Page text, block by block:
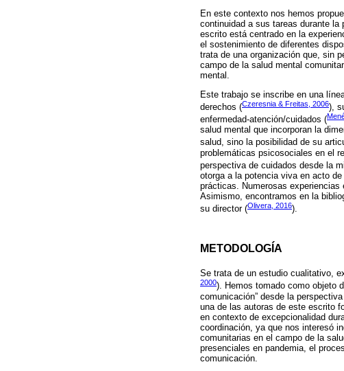
En este contexto nos hemos
continuidad a sus tareas durante
escrito está centrado en la
el sostenimiento de diferentes
trata de una organización que, sin
campo de la salud mental
mental.
Este trabajo se inscribe en una
derechos (Czeresnia & Freitas, 2006),
enfermedad-atención/cuidados (
salud mental que incorporan la
salud, sino la posibilidad de su
problemáticas psicosociales en el
perspectiva de cuidados desde la
otorga a la potencia viva en acto
prácticas. Numerosas
Asimismo, encontramos en la
su director (Olivera, 2016).
METODOLOGÍA
Se trata de un estudio cualitativo,
2000). Hemos tomado como objeto
comunicación” desde la
una de las autoras de este escrito
en contexto de excepcionalidad
coordinación, ya que nos interesó
comunitarias en el campo de la
presenciales en pandemia, el
comunicación.